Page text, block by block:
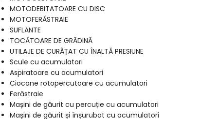
MOTODEBITATOARE CU DISC
MOTOFERĂSTRAIE
SUFLANTE
TOCĂTOARE DE GRĂDINĂ
UTILAJE DE CURĂȚAT CU ÎNALTĂ PRESIUNE
Scule cu acumulatori
Aspiratoare cu acumulatori
Ciocane rotopercutoare cu acumulatori
Ferăstraie
Mașini de găurit cu percuție cu acumulatori
Mașini de găurit și înșurubat cu acumulatori